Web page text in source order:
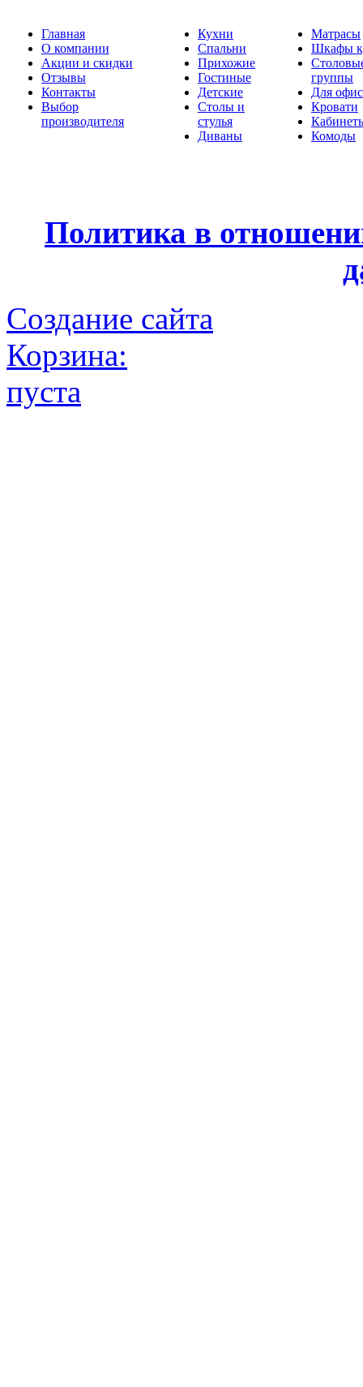
Главная
О компании
Акции и скидки
Отзывы
Контакты
Выбор
производителя
Кухни
Спальни
Прихожие
Гостиные
Детские
Столы и
стулья
Диваны
Матрасы
Шкафы
группы
Для
Кровати
Комоды
Политика в
Создание сайта
Корзина:
пуста